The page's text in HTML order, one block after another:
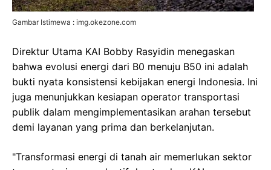
Gambar Istimewa : img.okezone.com
Direktur Utama KAI Bobby Rasyidin menegaskan
bahwa evolusi energi dari B0 menuju B50 ini adalah
bukti nyata konsistensi kebijakan energi Indonesia. Ini
juga menunjukkan kesiapan operator transportasi
publik dalam mengimplementasikan arahan tersebut
demi layanan yang prima dan berkelanjutan.
"Transformasi energi di tanah air memerlukan sektor